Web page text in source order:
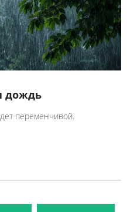
дождь
переменчивой.